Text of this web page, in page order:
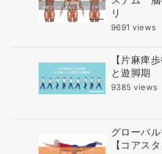
リ
9691 views
【片麻痺
と遊脚期
9385 views
グローバ
【コアス